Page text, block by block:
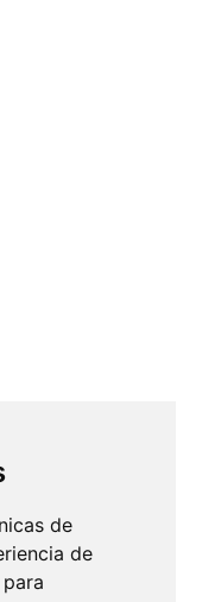
de
de